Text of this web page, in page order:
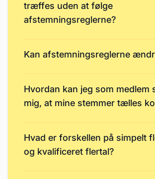
træffes uden at følge
afstemningsreglerne?
Kan afstemningsreglerne
Hvordan kan jeg som medlem
mig, at mine stemmer tælles
Hvad er forskellen på simpelt
og kvalificeret flertal?